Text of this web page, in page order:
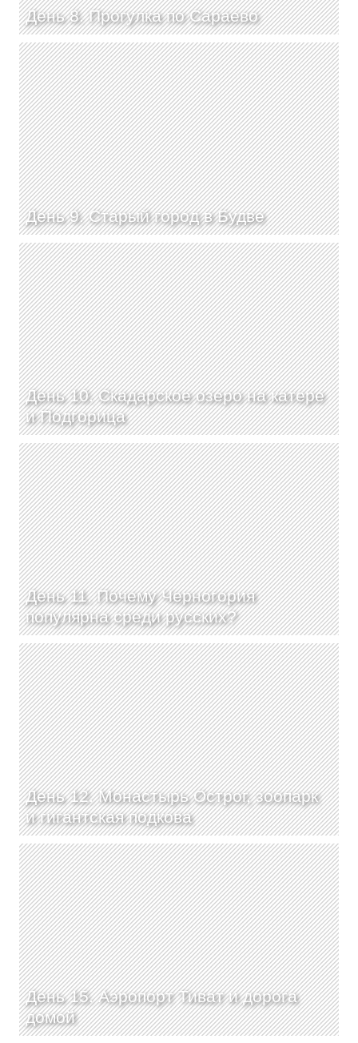
День 8. Прогулка по Сараево
День 9. Старый город в Будве
День 10. Скадарское озеро на катере
и Подгорица
День 11. Почему Черногория
популярна среди русских?
День 12. Монастырь Острог, зоопарк
и гигантская подкова
День 15. Аэропорт Тиват и дорога
домой